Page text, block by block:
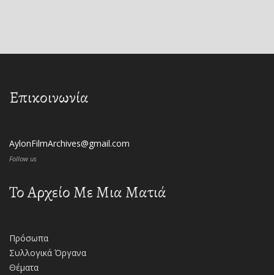
Επικοινωνία
AylonFilmArchives@gmail.com
Follow us
Το Αρχείο Με Μια Ματιά
Πρόσωπα
Συλλογικά Όργανα
Θέματα